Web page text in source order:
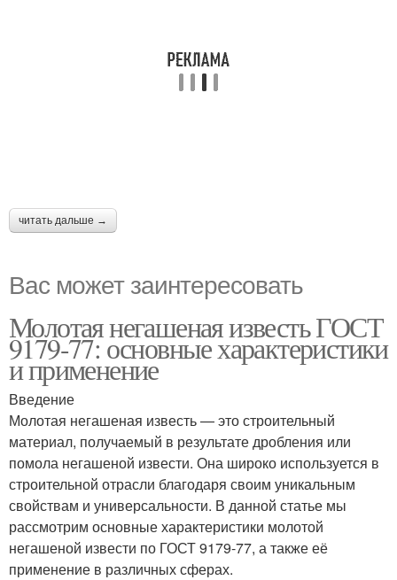
читать дальше →
Вас может заинтересовать
Молотая негашеная известь ГОСТ
9179-77: основные характеристики
и применение
Введение
Молотая негашеная известь — это строительный
материал, получаемый в результате дробления или
помола негашеной извести. Она широко используется в
строительной отрасли благодаря своим уникальным
свойствам и универсальности. В данной статье мы
рассмотрим основные характеристики молотой
негашеной извести по ГОСТ 9179-77, а также её
применение в различных сферах.